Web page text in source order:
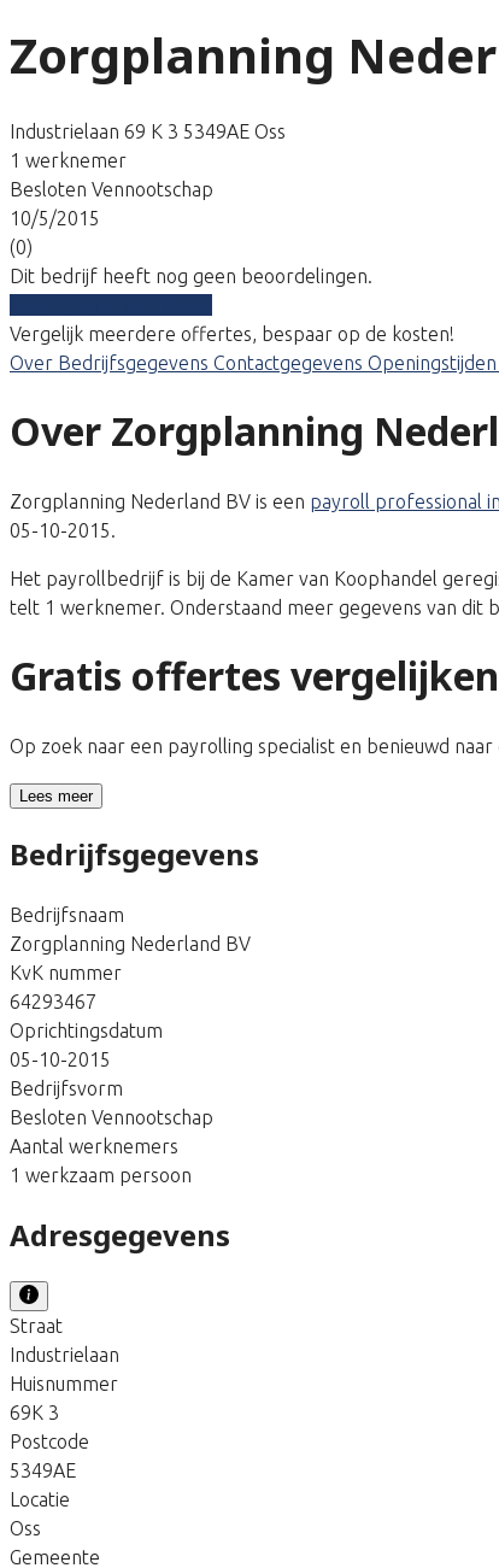
Zorgplanning
Industrielaan 69 K 3 5349AE Oss
1 werknemer
Besloten Vennootschap
10/5/2015
(0)
Dit bedrijf heeft nog geen beoordelingen.
Vergelijk meerdere offertes, bespaar op de kosten!
Over Bedrijfsgegevens Contactgegevens Openingstijden
Over Zorgplanning
Zorgplanning Nederland BV is een payroll professional
05-10-2015.
Het payrollbedrijf is bij de Kamer van Koophandel
telt 1 werknemer. Onderstaand meer gegevens van dit
Gratis offertes
Op zoek naar een payrolling specialist en benieuwd
Lees meer
Bedrijfsgegevens
Bedrijfsnaam
Zorgplanning Nederland BV
KvK nummer
64293467
Oprichtingsdatum
05-10-2015
Bedrijfsvorm
Besloten Vennootschap
Aantal werknemers
1 werkzaam persoon
Adresgegevens
Straat
Industrielaan
Huisnummer
69K 3
Postcode
5349AE
Locatie
Oss
Gemeente